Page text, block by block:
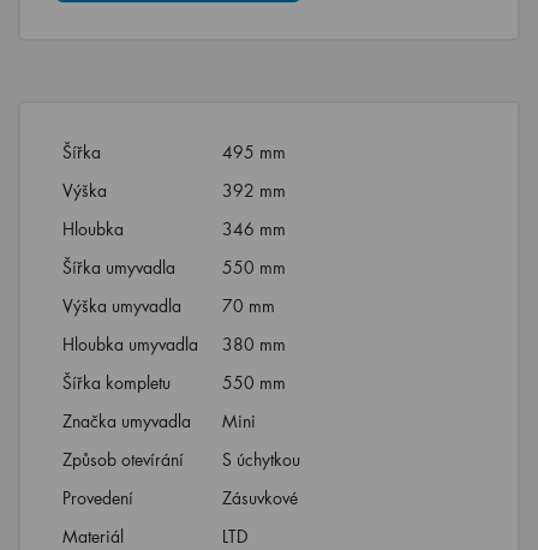
Šířka
495 mm
Výška
392 mm
Hloubka
346 mm
Šířka umyvadla
550 mm
Výška umyvadla
70 mm
Hloubka umyvadla
380 mm
Šířka kompletu
550 mm
Značka umyvadla
Mini
Způsob otevírání
S úchytkou
Provedení
Zásuvkové
Materiál
LTD